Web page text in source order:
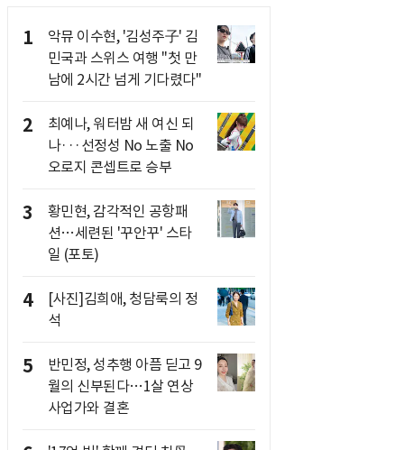
1
악뮤 이수현, '김성주子' 김
민국과 스위스 여행 "첫 만
남에 2시간 넘게 기다렸다"
2
최예나, 워터밤 새 여신 되
나···선정성 No 노출 No
오로지 콘셉트로 승부
3
황민현, 감각적인 공항패
션…세련된 '꾸안꾸' 스타
일 (포토)
4
[사진]김희애, 청담룩의 정
석
5
반민정, 성추행 아픔 딛고 9
월의 신부된다…1살 연상
사업가와 결혼